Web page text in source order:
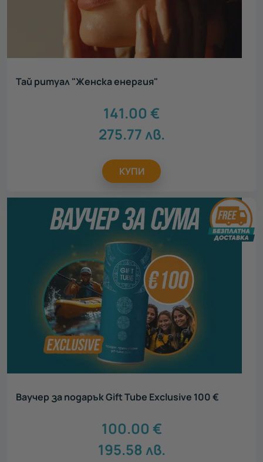
Тай ритуал "Женска енергия"
141.00 €
275.77 лв.
КУПИ
Ваучер за подарък Gift Tube Exclusive 100 €
100.00 €
195.58 лв.